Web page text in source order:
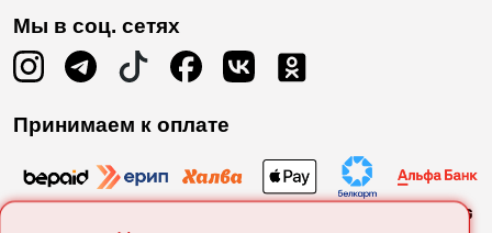
Мы в соц. сетях
Принимаем к оплате